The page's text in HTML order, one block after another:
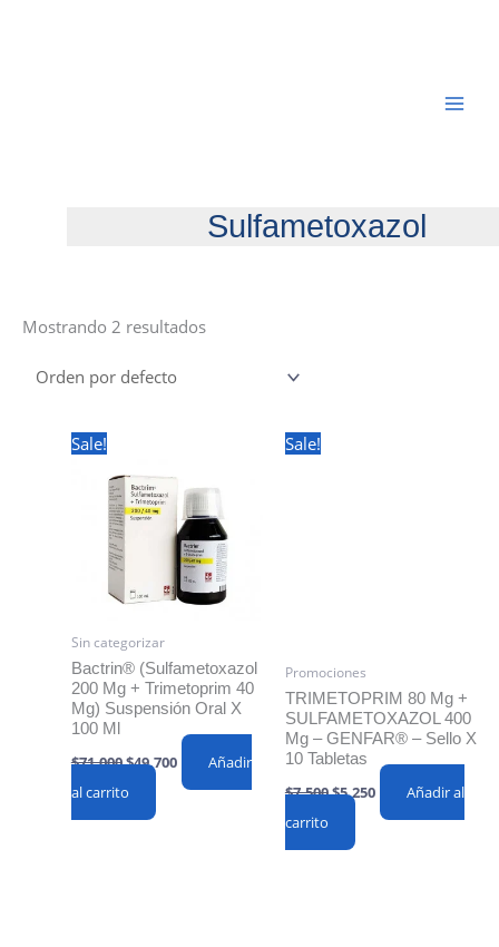
Sulfametoxazol
Mostrando 2 resultados
Sale!
Sin categorizar
Bactrin® (Sulfametoxazol
200 Mg + Trimetoprim 40
Mg) Suspensión Oral X
100 Ml
$71,000Original
price
was:
$71,000.
$49,700Current
price
is:
Añadir
al carrito
Sale!
Promociones
TRIMETOPRIM 80 Mg +
SULFAMETOXAZOL 400
Mg – GENFAR® – Sello X
10 Tabletas
$7,500Original
price
$7,500.
$5,250Current
price
is:
Añadir al
carrito